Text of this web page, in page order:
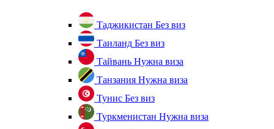
Таджикистан Без виз
Таиланд Без виз
Тайвань Нужна виза
Танзания Нужна виза
Тунис Без виз
Туркменистан Нужна виза